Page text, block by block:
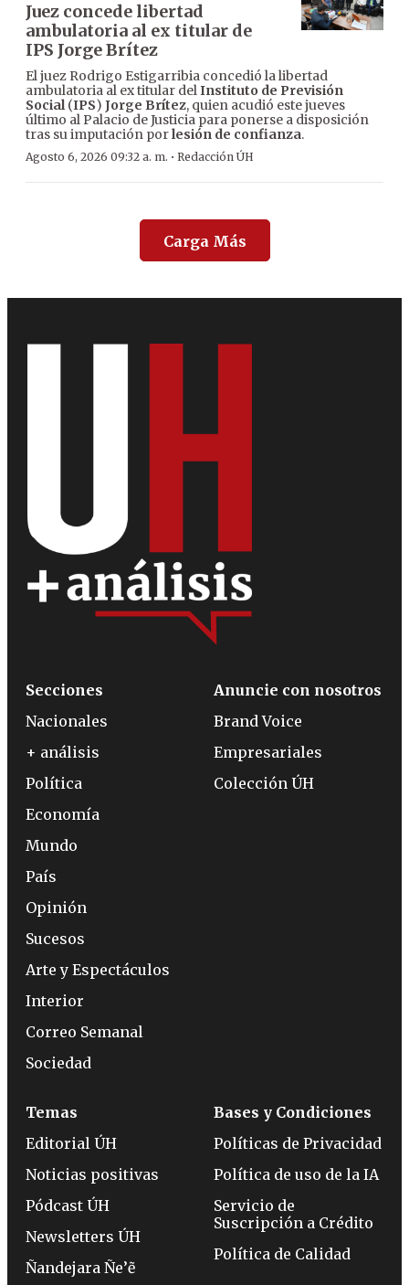
Juez concede libertad
ambulatoria al ex titular de
IPS Jorge Brítez
El juez Rodrigo Estigarribia concedió la libertad
ambulatoria al ex titular delInstituto de Previsión
Social(IPS) Jorge Brítez, quien acudió este jueves
último al Palacio de Justicia para ponerse a disposición
tras su imputación porlesión de confianza.
Agosto 6, 2026 09:32 a. m. · Redacción ÚH
Carga Más
Secciones
Nacionales
+ análisis
Política
Economía
Mundo
País
Opinión
Sucesos
Arte y Espectáculos
Interior
Correo Semanal
Sociedad
Anuncie con nosotros
Brand Voice
Empresariales
Colección ÚH
Temas
Editorial ÚH
Noticias positivas
Pódcast ÚH
Newsletters ÚH
Ñandejara Ñe’ẽ
Bases y Condiciones
Políticas de Privacidad
Política de uso de la IA
Servicio de
Suscripción a Crédito
Política de Calidad